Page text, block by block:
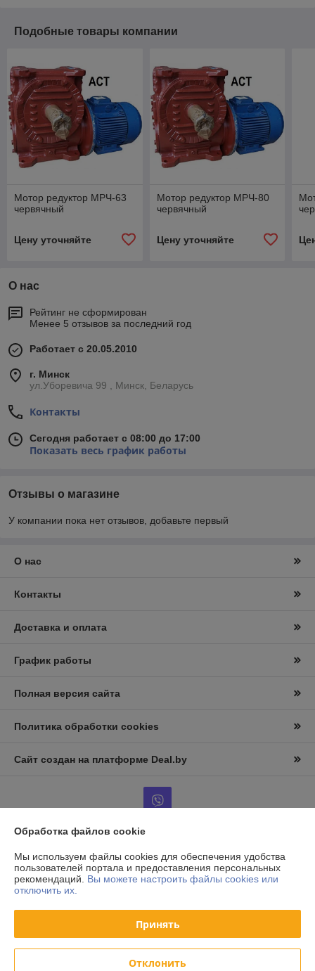
Подобные товары компании
Мотор редуктор МРЧ-63
червячный
Цену уточняйте
Мотор редуктор МРЧ-80
червячный
Цену уточняйте
О нас
Рейтинг не сформирован
Менее 5 отзывов за последний год
Работает с 20.05.2010
г. Минск
ул.Уборевича 99 , Минск, Беларусь
Контакты
Сегодня работает с 08:00 до 17:00
Показать весь график работы
Отзывы о магазине
У компании пока нет отзывов, добавьте первый
О нас
Контакты
Доставка и оплата
График работы
Полная версия сайта
Политика обработки cookies
Сайт создан на платформе Deal.by
Информация для покупателя
Юридическое лицо: ООО «АльтернативаСервисТорг»
РБ, г.Минск, ул. Уборевича 99
Регистрационный орган: Мингорисполком
Обработка файлов cookie
Мы используем файлы cookies для обеспечения удобства
пользователей портала и предоставления персональных
рекомендаций. Вы можете настроить файлы cookies или
отключить их.
Принять
Отклонить